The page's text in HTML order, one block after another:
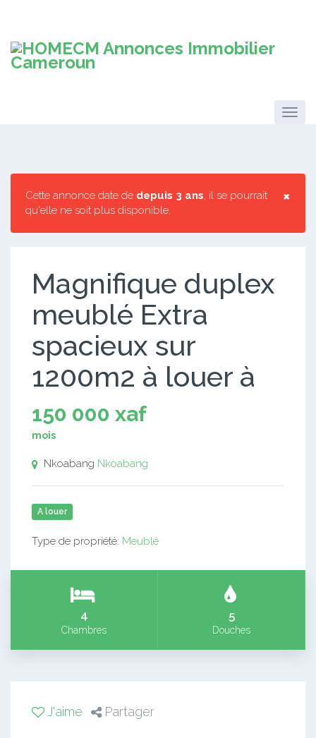
×
Cette annonce date de depuis 3 ans, il se pourrait
qu'elle ne soit plus disponible.
Magnifique duplex
meublé Extra
spacieux sur
1200m2 à louer à
150 000 xaf
mois
Nkoabang Nkoabang
A louer
Type de propriété: Meublé
4
Chambres
5
Douches
J'aime Partager